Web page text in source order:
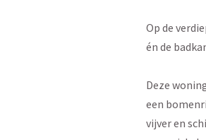
Op de
én de
Deze
een
vijver en